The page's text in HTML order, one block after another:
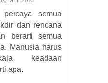
semua
dan rencana
berarti semua
Manusia harus
keadaan
apa.